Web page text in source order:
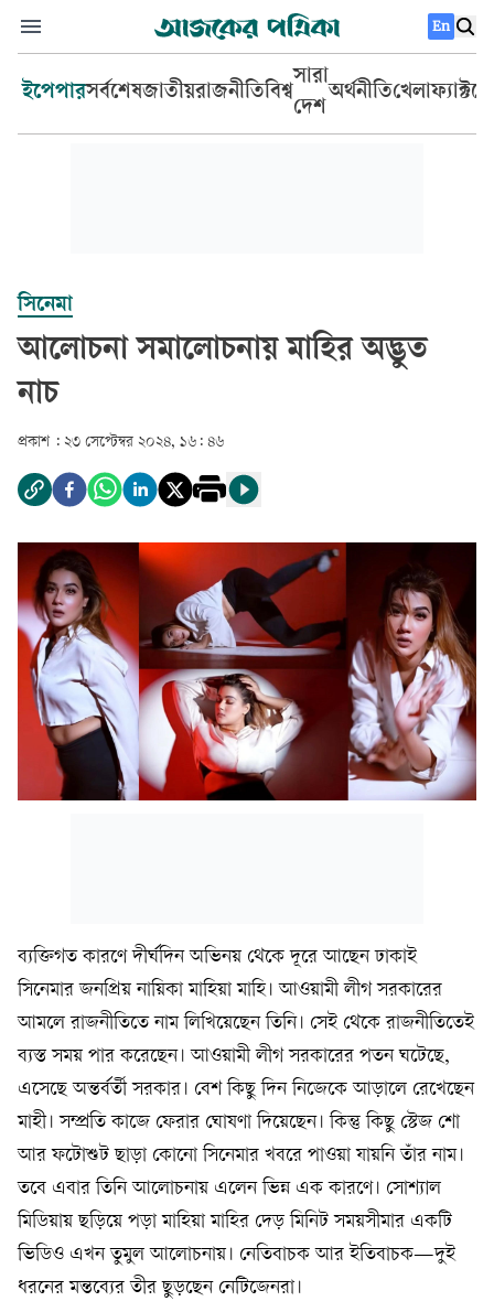
En
ইপেপারসর্বশেষজাতীয়রাজনীতিবিশ্ব
সারা
দেশ
অর্থনীতিখেলা
সিনেমা
আলোচনা সমালোচনায় মাহির অদ্ভুত
নাচ
প্রকাশ : ২৩ সেপ্টেম্বর ২০২৪, ১৬: ৪৬
ব্যক্তিগত কারণে দীর্ঘদিন অভিনয় থেকে দূরে আছেন ঢাকাই
সিনেমার জনপ্রিয় নায়িকা মাহিয়া মাহি। আওয়ামী লীগ সরকারের
আমলে রাজনীতিতে নাম লিখিয়েছেন তিনি। সেই থেকে রাজনীতিতেই
ব্যস্ত সময় পার করেছেন। আওয়ামী লীগ সরকারের পতন ঘটেছে,
এসেছে অন্তর্বর্তী সরকার। বেশ কিছু দিন নিজেকে আড়ালে রেখেছেন
মাহী। সম্প্রতি কাজে ফেরার ঘোষণা দিয়েছেন। কিন্তু কিছু স্টেজ শো
আর ফটোশুট ছাড়া কোনো সিনেমার খবরে পাওয়া যায়নি তাঁর নাম।
তবে এবার তিনি আলোচনায় এলেন ভিন্ন এক কারণে। সোশ্যাল
মিডিয়ায় ছড়িয়ে পড়া মাহিয়া মাহির দেড় মিনিট সময়সীমার একটি
ভিডিও এখন তুমুল আলোচনায়। নেতিবাচক আর ইতিবাচক—দুই
ধরনের মন্তব্যের তীর ছুড়ছেন নেটিজেনরা।